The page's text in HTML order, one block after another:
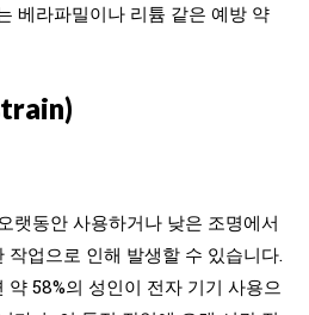
베라파밀이나 리튬 같은 예방 약
랫동안 사용하거나 낮은 조명에서
작업으로 인해 발생할 수 있습니다.
58%의 성인이 전자 기기 사용으